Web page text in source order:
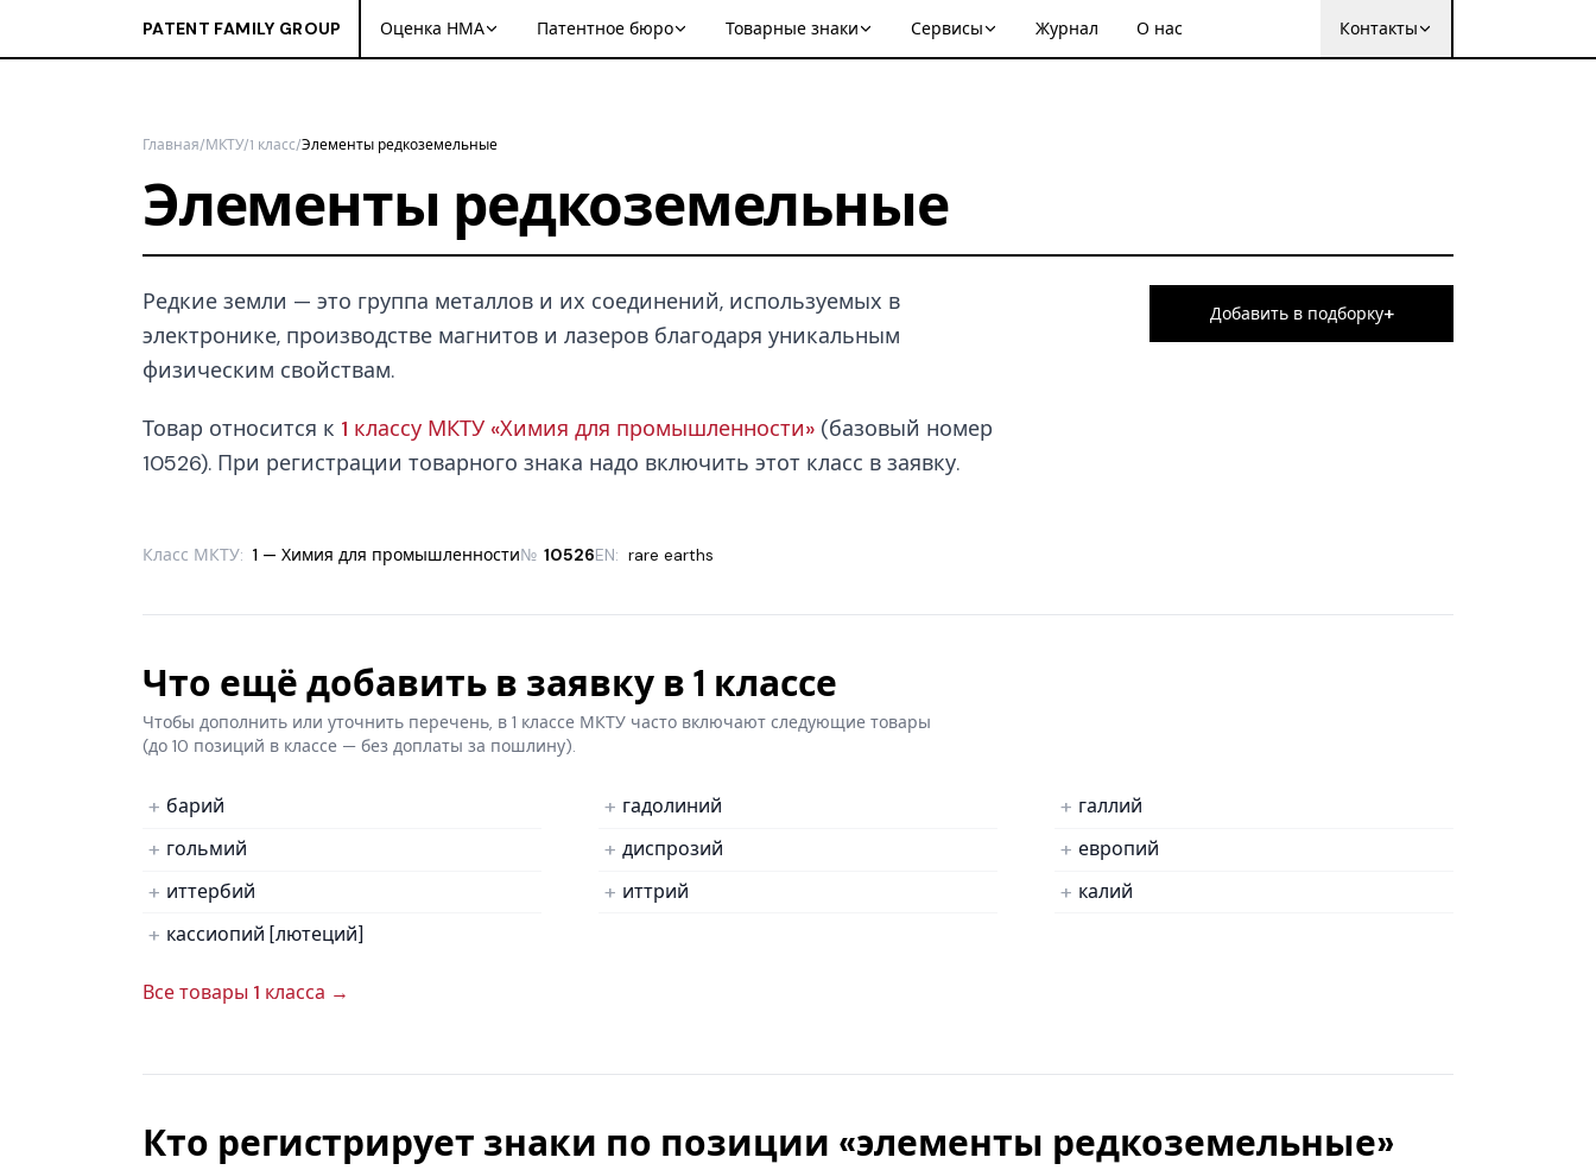
PATENT FAMILY GROUP Оценка НМА Патентное бюро Товарные знаки Сервисы Журнал О нас Контакты
Главная/МКТУ/1 класс/Элементы редкоземельные
Элементы редкоземельные
Редкие земли — это группа металлов и их соединений, используемых в
электронике, производстве магнитов и лазеров благодаря уникальным
физическим свойствам.
Товар относится к 1 классу МКТУ «Химия для промышленности» (базовый номер
10526). При регистрации товарного знака надо включить этот класс в заявку.
Добавить в подборку+
Класс МКТУ: 1 — Химия для промышленности№ 10526EN: rare earths
Что ещё добавить в заявку в 1 классе
Чтобы дополнить или уточнить перечень, в 1 классе МКТУ часто включают следующие товары
(до 10 позиций в классе — без доплаты за пошлину).
барий гадолиний
галлий
гольмий
диспрозий
европий
иттербий
иттрий
калий
кассиопий [лютеций]
Все товары 1 класса →
Кто регистрирует знаки по позиции «элементы редкоземельные»